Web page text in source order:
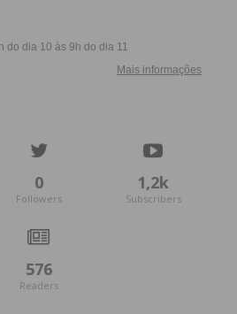
0
Followers
1,2k
Subscribers
576
Readers